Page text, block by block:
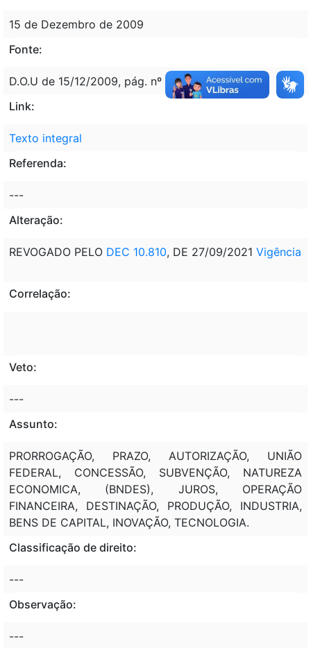
15 de Dezembro de 2009
Fonte:
D.O.U de 15/12/2009, pág. nº 64
Link:
Texto integral
Referenda:
---
Alteração:
REVOGADO PELO DEC 10.810, DE 27/09/2021 Vigência
Correlação:
Veto:
---
Assunto:
PRORROGAÇÃO, PRAZO, AUTORIZAÇÃO, UNIÃO
FEDERAL, CONCESSÃO, SUBVENÇÃO, NATUREZA
ECONOMICA, (BNDES), JUROS, OPERAÇÃO
FINANCEIRA, DESTINAÇÃO, PRODUÇÃO, INDUSTRIA,
BENS DE CAPITAL, INOVAÇÃO, TECNOLOGIA.
Classificação de direito:
---
Observação:
---